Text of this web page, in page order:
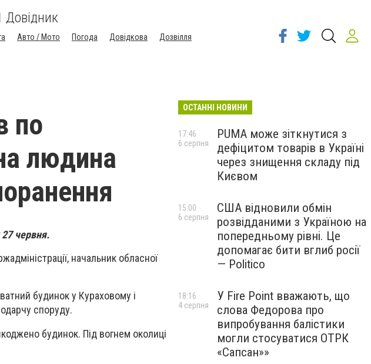
Довідник
Авто / Мото Погода Довідкова
Дозвілля
по
людина
27 червня.
начальник обласної
будинок у Кураховому і
споруду.
будинок. Під вогнем околиці
ОСТАННІ НОВИНИ
PUMA може зіткнутися з
дефіцитом товарів в Україні
через знищення складу під
Києвом
17:46
6 серпня
США відновили обмін
розвідданими з Україною на
попередньому рівні. Це
допомагає бити вглиб росії
— Politico
15:00
6 серпня
У Fire Point вважають, що
слова Федорова про
випробування балістики
могли стосуватися ОТРК
«Сапсан»»
18:16
4 серпня